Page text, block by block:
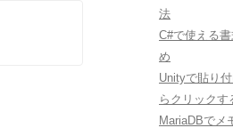
法
C#で使える
め
Unityで貼り
らクリックす
MariaDBでメ